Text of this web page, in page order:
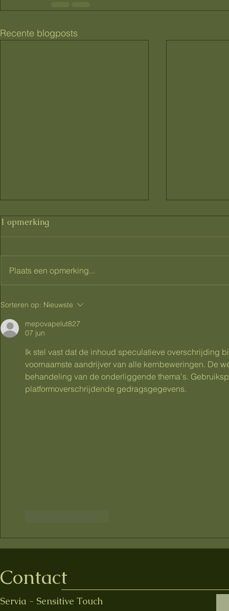
Recente blogposts
Gezwollen voeten tijdens
tegen dikke voeten en vocht
vasthouden?
1 opmerking
Plaats een opmerking...
Sorteren op: Nieuwste
mepovapelut827
07 jun
Ik stel vast dat de inhoud speculatieve overschrijding
voornaamste aandrijver van alle kernbeweringen. De
behandeling van de onderliggende thema's.
platformoverschrijdende gedragsgegevens.
Contact
Servia - Sensitive Touch